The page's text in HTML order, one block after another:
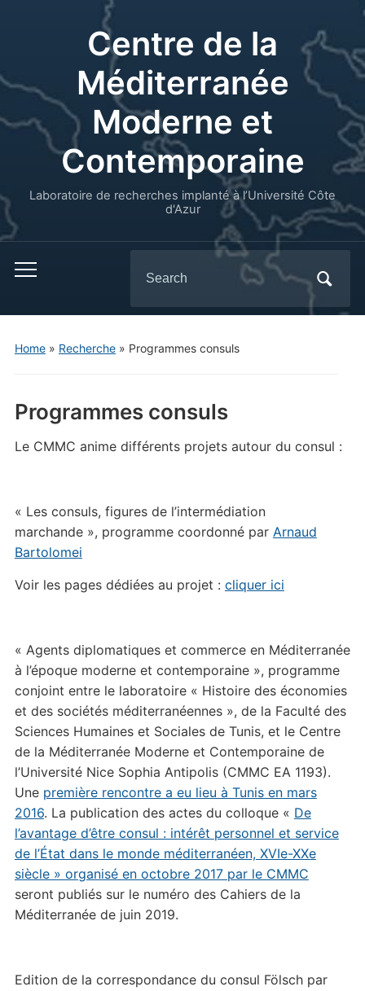
Centre de la
Méditerranée
Moderne et
Contemporaine
Laboratoire de recherches implanté à l’Université Côte
d'Azur
for:
Home» Recherche» Programmes consuls
Programmes consuls
Le CMMC anime différents projets autour du consul :
« Les consuls, figures de l’intermédiation
marchande », programme coordonné par Arnaud
Bartolomei
Voir les pages dédiées au projet : cliquer ici
« Agents diplomatiques et commerce en Méditerranée
à l’époque moderne et contemporaine », programme
conjoint entre le laboratoire « Histoire des économies
et des sociétés méditerranéennes », de la Faculté des
Sciences Humaines et Sociales de Tunis, et le Centre
de la Méditerranée Moderne et Contemporaine de
l’Université Nice Sophia Antipolis (CMMC EA 1193).
Une première rencontre a eu lieu à Tunis en mars
2016. La publication des actes du colloque « De
l’avantage d’être consul : intérêt personnel et service
de l’État dans le monde méditerranéen, XVIe-XXe
siècle » organisé en octobre 2017 par le CMMC
seront publiés sur le numéro des Cahiers de la
Méditerranée de juin 2019.
Edition de la correspondance du consul Fölsch par